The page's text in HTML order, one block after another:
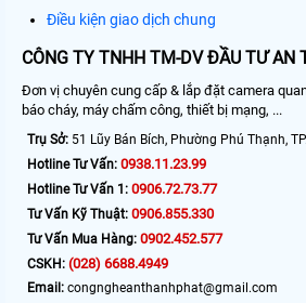
Điều kiện giao dịch chung
CÔNG TY TNHH TM-DV ĐẦU TƯ AN
Đơn vị chuyên cung cấp & lắp đặt camera
báo cháy, máy chấm công, thiết bị mạng, ...
Trụ Sở: 51 Lũy Bán Bích, Phường Phú Thạnh,
Hotline Tư Vấn: 0938.11.23.99
Hotline Tư Vấn 1: 0906.72.73.77
Tư Vấn Kỹ Thuật: 0906.855.330
Tư Vấn Mua Hàng: 0902.452.577
CSKH: (028) 6688.4949
Email: congngheanthanhphat@gmail.com